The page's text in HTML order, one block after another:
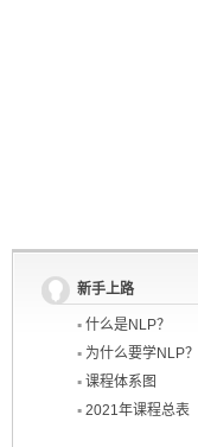
新手上路
▪ 什么是NLP？
▪ 为什么要学NLP？
▪ 课程体系图
▪ 2021年课程总表